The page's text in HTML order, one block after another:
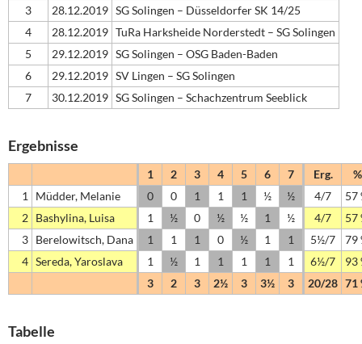
3
28.12.2019 SG Solingen – Düsseldorfer SK 14/25
4
28.12.2019 TuRa Harksheide Norderstedt – SG Solingen
5
29.12.2019 SG Solingen – OSG Baden-Baden
6
29.12.2019 SV Lingen – SG Solingen
7
30.12.2019 SG Solingen – Schachzentrum Seeblick
Ergebnisse
1 2 3 4 5 6 7 Erg.
%
1
Müdder, Melanie 0 0 1 1 1 ½ ½ 4/7
57
2 Bashylina, Luisa 1 ½ 0 ½ ½ 1 ½ 4/7
57
3 Berelowitsch, Dana 1 1 1 0 ½ 1 1 5½/7
79
4 Sereda, Yaroslava 1 ½ 1 1 1 1 1 6½/7
93
3
2 3 2½ 3 3½ 3 20/28 71
Tabelle